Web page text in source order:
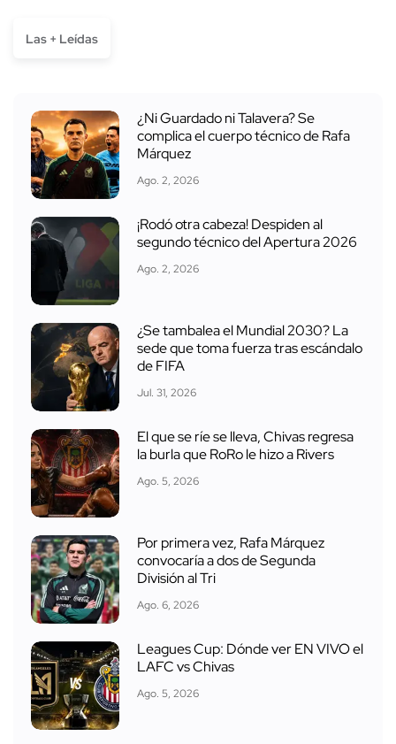
Las + Leídas
¿Ni Guardado ni Talavera? Se
complica el cuerpo técnico de Rafa
Márquez
Ago. 2, 2026
¡Rodó otra cabeza! Despiden al
segundo técnico del Apertura 2026
Ago. 2, 2026
¿Se tambalea el Mundial 2030? La
sede que toma fuerza tras escándalo
de FIFA
Jul. 31, 2026
El que se ríe se lleva, Chivas regresa
la burla que RoRo le hizo a Rivers
Ago. 5, 2026
Por primera vez, Rafa Márquez
convocaría a dos de Segunda
División al Tri
Ago. 6, 2026
Leagues Cup: Dónde ver EN VIVO el
LAFC vs Chivas
Ago. 5, 2026